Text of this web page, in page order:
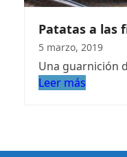
Patatas a las
5 marzo, 2019
Una guarnición
Leer más